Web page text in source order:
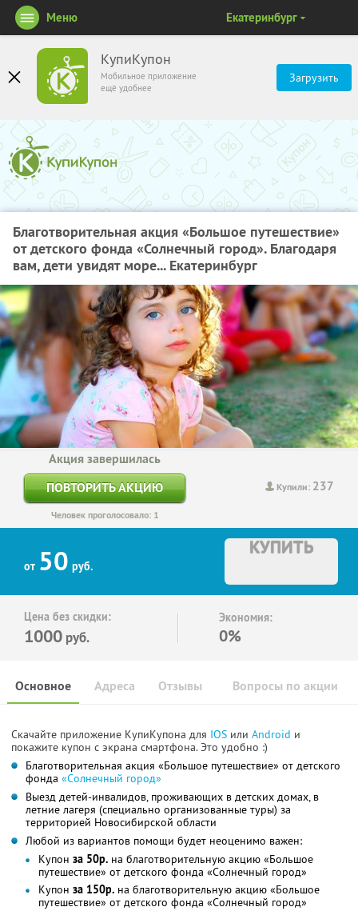
КупиКупон
Мобильное приложение
ещё удобнее
Загрузить
Меню Екатеринбург
Благотворительная акция «Большое путешествие»
от детского фонда «Солнечный город». Благодаря
вам, дети увидят море... Екатеринбург
Купили: 237
Акция завершилась
ПОВТОРИТЬ АКЦИЮ
Человек проголосовало: 1
от 50 руб.
КУПИТЬ
Цена без скидки:
1000 руб.
Экономия:
0%
Основное Отзывы Вопросы по акции
Адреса
Скачайте приложение КупиКупона для IOS или Android и
покажите купон с экрана смартфона. Это удобно :)
Благотворительная акция «Большое путешествие» от детского
фонда «Солнечный город»
Выезд детей-инвалидов, проживающих в детских домах, в
летние лагеря (специально организованные туры) за
территорией Новосибирской области
Любой из вариантов помощи будет неоценимо важен:
Купон за 50р. на благотворительную акцию «Большое
путешествие» от детского фонда «Солнечный город»
Купон за 150р. на благотворительную акцию «Большое
путешествие» от детского фонда «Солнечный город»